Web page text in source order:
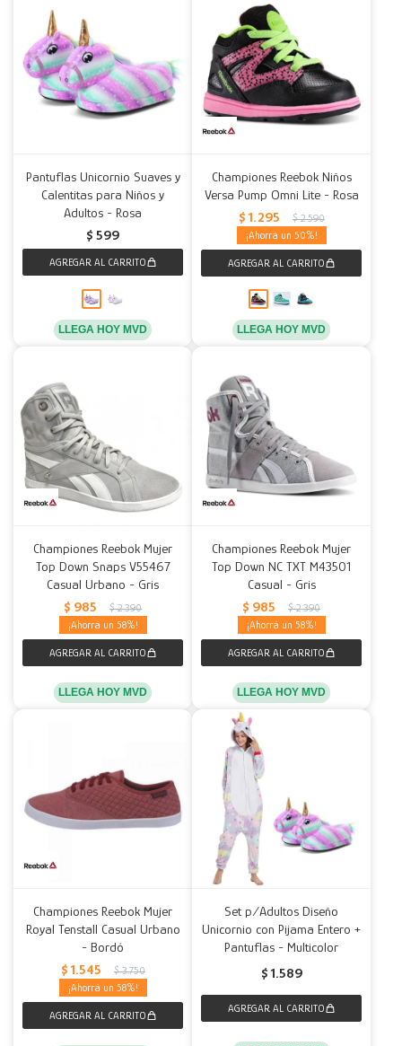
Pantuflas Unicornio Suaves y
Calentitas para Niños y
Adultos - Rosa
$ 599
LLEGA HOY MVD
Championes Reebok Niños
Versa Pump Omni Lite - Rosa
$ 1.295 $ 2.590
50
LLEGA HOY MVD
Championes Reebok Mujer
Top Down Snaps V55467
Casual Urbano - Gris
$ 985 $ 2.390
58
LLEGA HOY MVD
Championes Reebok Mujer
Top Down NC TXT M43501
Casual - Gris
$ 985 $ 2.390
58
LLEGA HOY MVD
Championes Reebok Mujer
Royal Tenstall Casual Urbano
- Bordó
$ 1.545 $ 3.750
58
Set p/Adultos Diseño
Unicornio con Pijama Entero +
Pantuflas - Multicolor
$ 1.589